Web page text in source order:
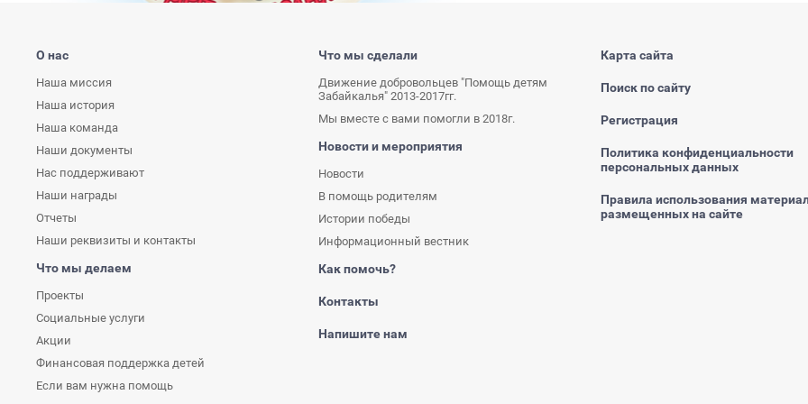
О нас
Наша миссия
Наша история
Наша команда
Наши документы
Нас поддерживают
Наши награды
Отчеты
Наши реквизиты и контакты
Что мы делаем
Проекты
Социальные услуги
Акции
Финансовая поддержка детей
Если вам нужна помощь
Что мы сделали
Движение добровольцев "Помощь детям
Забайкалья" 2013-2017гг.
Мы вместе с вами помогли в 2018г.
Новости и мероприятия
Новости
В помощь родителям
Истории победы
Информационный вестник
Как помочь?
Контакты
Напишите нам
Карта сайта
Поиск по сайту
Регистрация
Политика конфиденциальности
персональных данных
Правила использования
размещенных на сайте